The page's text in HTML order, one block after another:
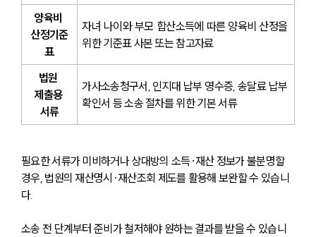
양육비
산정기준
표
자녀 나이와 부모 합산소득에 따른 양육비 산정을
위한 기준표 사본 또는 참고자료
법원
제출용
서류
가사소송청구서, 인지대 납부 영수증, 송달료 납부
확인서 등 소송 절차를 위한 기본 서류
필요한 서류가 미비하거나 상대방의 소득·재산 정보가 불분명할
경우, 법원의 재산명시·재산조회 제도를 활용해 보완할 수 있습니
다.
소송 전 단계부터 준비가 철저해야 원하는 결과를 받을 수 있습니